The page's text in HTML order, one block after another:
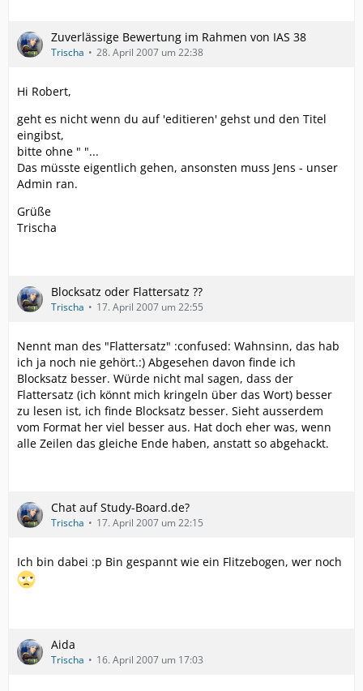
Zuverlässige Bewertung im Rahmen von IAS 38
Trischa 28. April 2007 um 22:38
Hi Robert,
geht es nicht wenn du auf 'editieren' gehst und den Titel
eingibst,
bitte ohne " "...
Das müsste eigentlich gehen, ansonsten muss Jens - unser
Admin ran.
Grüße
Trischa
Blocksatz oder Flattersatz ??
Trischa 17. April 2007 um 22:55
Nennt man des "Flattersatz" :confused: Wahnsinn, das hab
ich ja noch nie gehört.:) Abgesehen davon finde ich
Blocksatz besser. Würde nicht mal sagen, dass der
Flattersatz (ich könnt mich kringeln über das Wort) besser
zu lesen ist, ich finde Blocksatz besser. Sieht ausserdem
vom Format her viel besser aus. Hat doch eher was, wenn
alle Zeilen das gleiche Ende haben, anstatt so abgehackt.
Chat auf Study-Board.de?
Trischa 17. April 2007 um 22:15
Ich bin dabei :p Bin gespannt wie ein Flitzebogen, wer noch
Aida
Trischa 16. April 2007 um 17:03